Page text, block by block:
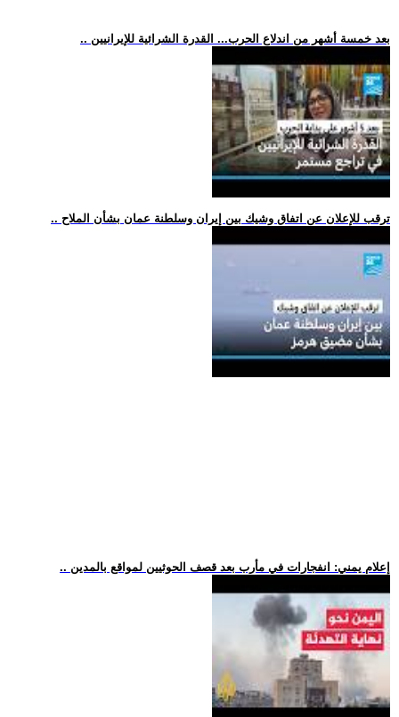
.. بعد خمسة أشهر من اندلاع الحرب... القدرة الشرائية للإيرانيين
.. ترقب للإعلان عن اتفاق وشيك بين إيران وسلطنة عمان بشأن الملاح
.. إعلام يمني: انفجارات في مأرب بعد قصف الحوثيين لمواقع بالمدين